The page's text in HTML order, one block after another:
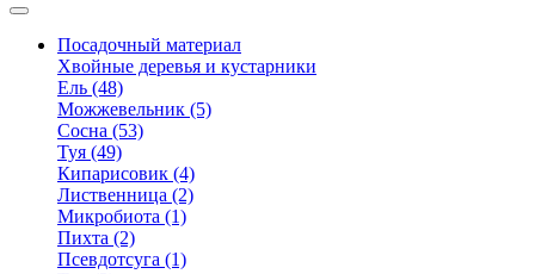
Посадочный материал
Хвойные деревья и кустарники
Ель (48)
Можжевельник (5)
Сосна (53)
Туя (49)
Кипарисовик (4)
Лиственница (2)
Микробиота (1)
Пихта (2)
Псевдотсуга (1)